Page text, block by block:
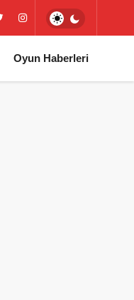
Oyun Haberleri